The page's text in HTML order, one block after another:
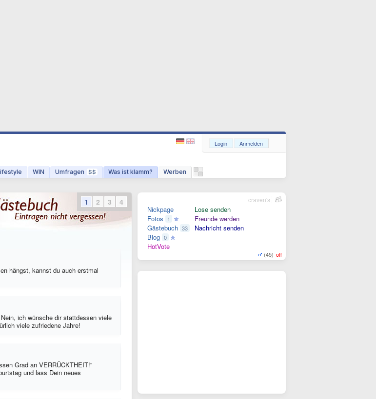
WIN Umfragen $$ Was ist klamm? Werben
Login Anmelden
hängst, kannst du auch erstmal
ich wünsche dir stattdessen viele
viele zufriedene Jahre!
Grad an VERRÜCKTHEIT!"
und lass Dein neues
1 2 3 4
Nickpage
Fotos
1
Gästebuch 33
Blog 0
HotVote
Lose senden
Freunde werden
Nachricht senden
(45) off
craven's